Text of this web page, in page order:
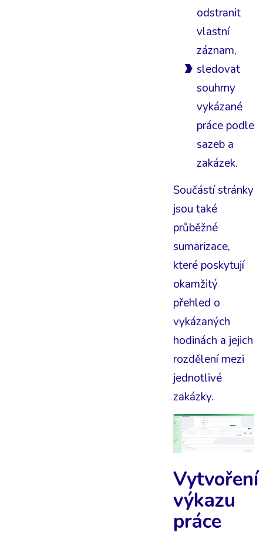
odstranit
vlastní
záznam,
sledovat
souhrny
vykázané
práce podle
sazeb a
zakázek.
Součástí stránky
jsou také
průběžné
sumarizace,
které poskytují
okamžitý
přehled o
vykázaných
hodinách a jejich
rozdělení mezi
jednotlivé
zakázky.
Vytvoření
výkazu
práce